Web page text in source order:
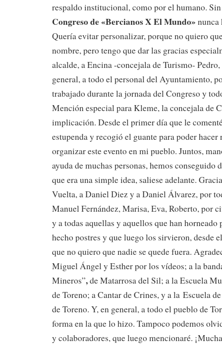
respaldo institucional, como por el humano.
Congreso de «Bercianos X El Mundo» nunca
Quería evitar personalizar, porque no quiero
nombre, pero tengo que dar las gracias
alcalde, a Encina -concejala de Turismo-
general, a todo el personal del Ayuntamiento,
trabajado durante la jornada del Congreso y
Mención especial para Kleme, la concejala de
implicación. Desde el primer día que le
estupenda y recogió el guante para poder
organizar este evento en mi pueblo. Juntos,
ayuda de muchas personas, hemos conseguido
que era una simple idea, saliese adelante.
Vuelta, a Daniel Diez y a Daniel Álvarez, por
Manuel Fernández, Marisa, Eva, Roberto, por
y a todas aquellas y aquellos que han horneado
hecho postres y que luego los sirvieron, desde
que no quiero que nadie se quede fuera.
Miguel Ángel y Esther por los vídeos; a la
Mineros”,de Matarrosa del Sil; a la Escuela
de Toreno; a Cantar de Crines, y a la Escuela
de Toreno. Y, en general, a todo el pueblo de
forma en la que lo hizo. Tampoco podemos
y colaboradores, que luego mencionaré.